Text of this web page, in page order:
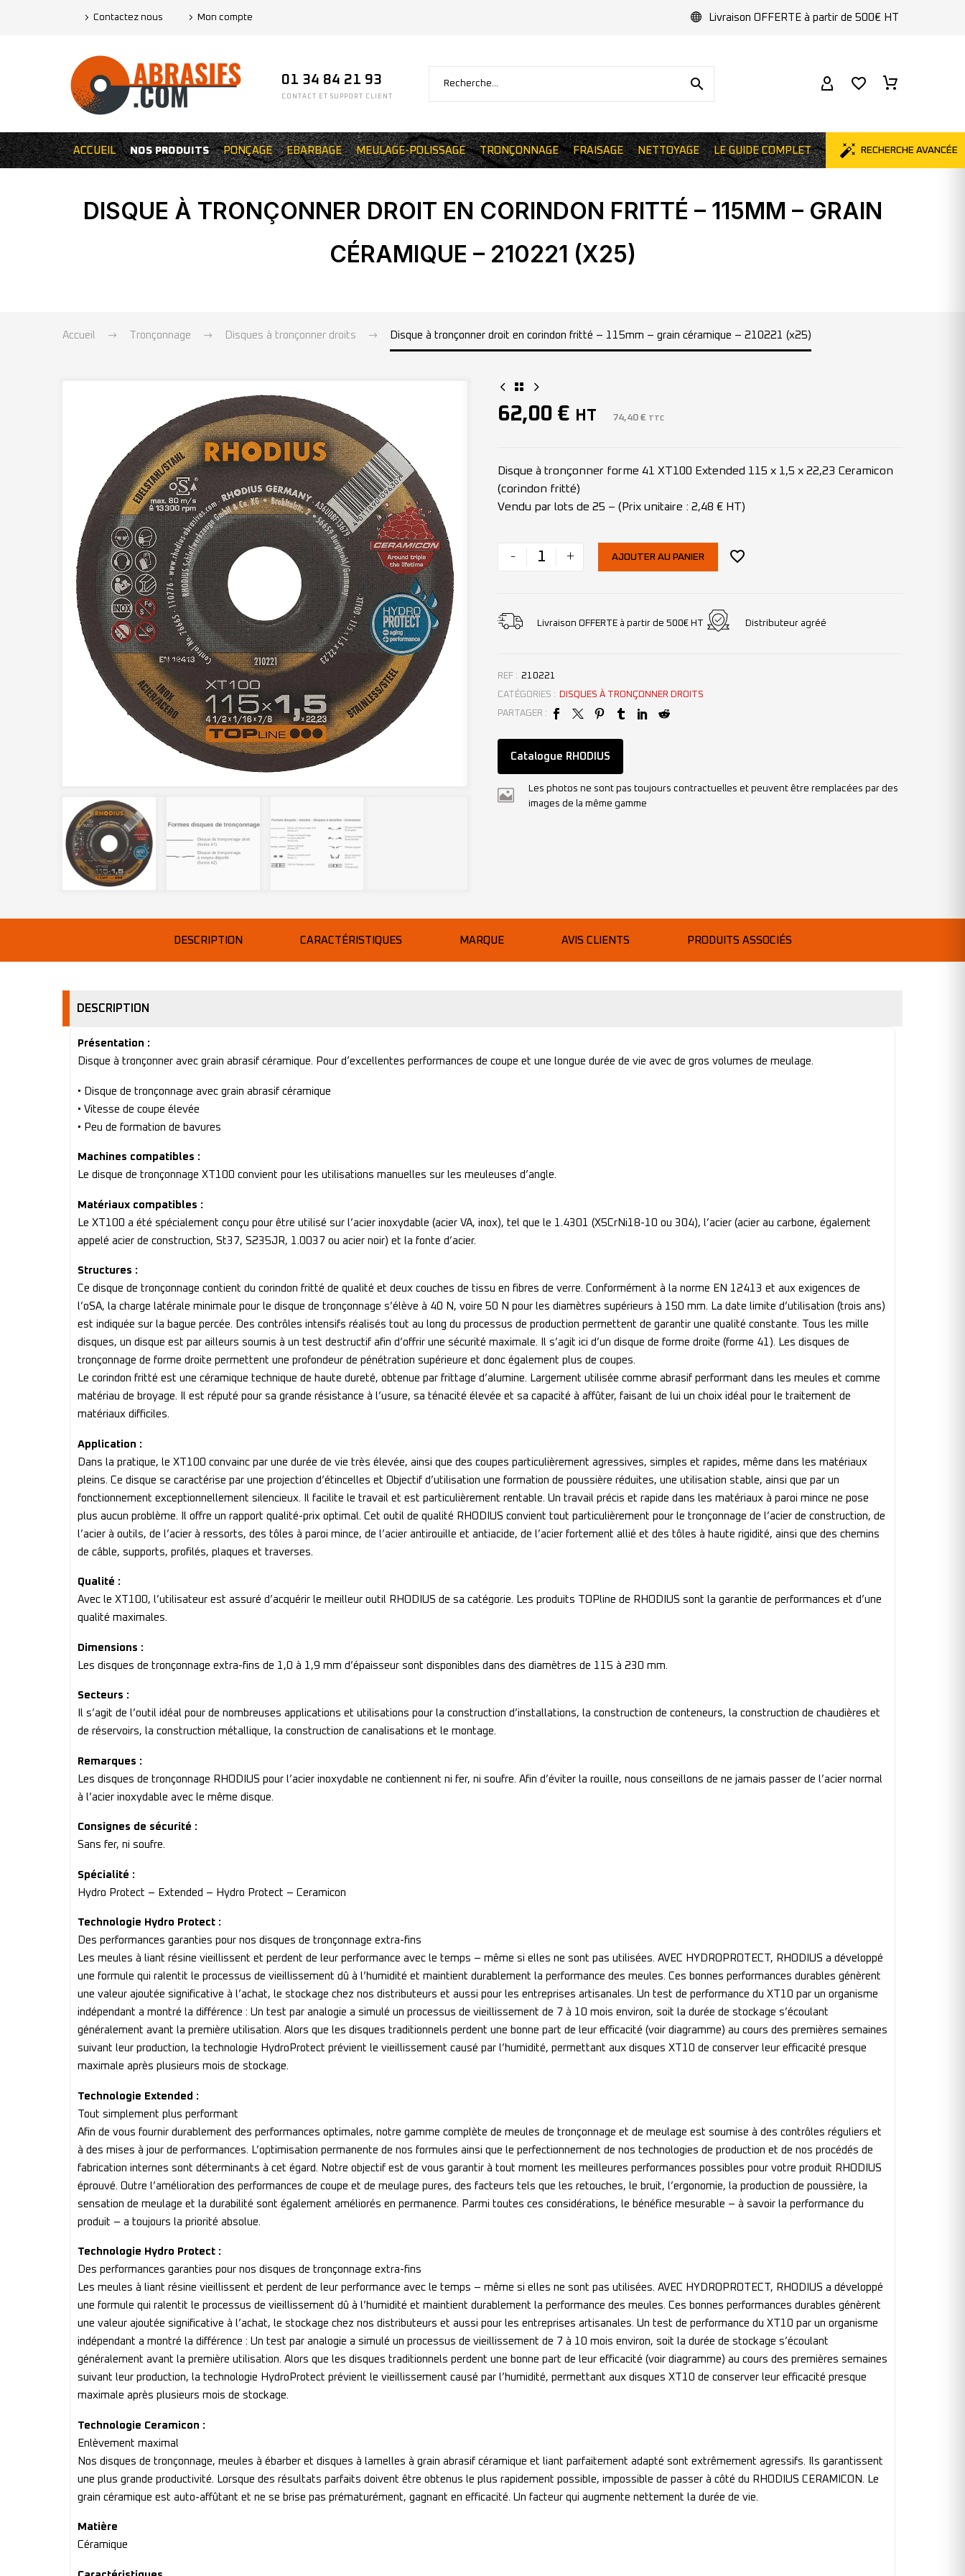
Contactez nous Mon compte Livraison OFFERTE à partir de 500€ HT
01 34 84 21 93
CONTACT ET SUPPORT CLIENT
ACCUEIL NOS PRODUITS PONÇAGE EBARBAGE MEULAGE-POLISSAGE TRONÇONNAGE FRAISAGE NETTOYAGE LE GUIDE COMPLET RECHERCHE AVANCÉE
DISQUE À TRONÇONNER DROIT EN CORINDON FRITTÉ – 115MM – GRAIN
CÉRAMIQUE – 210221 (X25)
Accueil Tronçonnage Disques à tronçonner droits Disque à tronçonner droit en corindon fritté – 115mm – grain céramique – 210221 (x25)
62,00 € HT 74,40 € TTC
Disque à tronçonner forme 41 XT100 Extended 115 x 1,5 x 22,23 Ceramicon
(corindon fritté)
Vendu par lots de 25 – (Prix unitaire : 2,48 € HT)
- + AJOUTER AU PANIER
Livraison OFFERTE à partir de 500€ HT Distributeur agréé
REF : 210221
CATÉGORIES :
DISQUES À TRONÇONNER DROITS
PARTAGER :
Catalogue RHODIUS
Les photos ne sont pas toujours contractuelles et peuvent être remplacées par des
images de la même gamme
DESCRIPTION CARACTÉRISTIQUES MARQUE AVIS CLIENTS PRODUITS ASSOCIÉS
DESCRIPTION
Présentation :
Disque à tronçonner avec grain abrasif céramique. Pour d‘excellentes performances de coupe et une longue durée de vie avec de gros volumes de meulage.
• Disque de tronçonnage avec grain abrasif céramique
• Vitesse de coupe élevée
• Peu de formation de bavures
Machines compatibles :
Le disque de tronçonnage XT100 convient pour les utilisations manuelles sur les meuleuses d’angle.
Matériaux compatibles :
Le XT100 a été spécialement conçu pour être utilisé sur l’acier inoxydable (acier VA, inox), tel que le 1.4301 (X5CrNi18-10 ou 304), l’acier (acier au carbone, également
appelé acier de construction, St37, S235JR, 1.0037 ou acier noir) et la fonte d’acier.
Structures :
Ce disque de tronçonnage contient du corindon fritté de qualité et deux couches de tissu en fibres de verre. Conformément à la norme EN 12413 et aux exigences de
l’oSA, la charge latérale minimale pour le disque de tronçonnage s’élève à 40 N, voire 50 N pour les diamètres supérieurs à 150 mm. La date limite d’utilisation (trois ans)
est indiquée sur la bague percée. Des contrôles intensifs réalisés tout au long du processus de production permettent de garantir une qualité constante. Tous les mille
disques, un disque est par ailleurs soumis à un test destructif afin d’offrir une sécurité maximale. Il s’agit ici d’un disque de forme droite (forme 41). Les disques de
tronçonnage de forme droite permettent une profondeur de pénétration supérieure et donc également plus de coupes.
Le corindon fritté est une céramique technique de haute dureté, obtenue par frittage d’alumine. Largement utilisée comme abrasif performant dans les meules et comme
matériau de broyage. Il est réputé pour sa grande résistance à l’usure, sa ténacité élevée et sa capacité à affûter, faisant de lui un choix idéal pour le traitement de
matériaux difficiles.
Application :
Dans la pratique, le XT100 convainc par une durée de vie très élevée, ainsi que des coupes particulièrement agressives, simples et rapides, même dans les matériaux
pleins. Ce disque se caractérise par une projection d’étincelles et Objectif d’utilisation une formation de poussière réduites, une utilisation stable, ainsi que par un
fonctionnement exceptionnellement silencieux. Il facilite le travail et est particulièrement rentable. Un travail précis et rapide dans les matériaux à paroi mince ne pose
plus aucun problème. Il offre un rapport qualité-prix optimal. Cet outil de qualité RHODIUS convient tout particulièrement pour le tronçonnage de l’acier de construction, de
l’acier à outils, de l’acier à ressorts, des tôles à paroi mince, de l’acier antirouille et antiacide, de l’acier fortement allié et des tôles à haute rigidité, ainsi que des chemins
de câble, supports, profilés, plaques et traverses.
Qualité :
Avec le XT100, l’utilisateur est assuré d’acquérir le meilleur outil RHODIUS de sa catégorie. Les produits TOPline de RHODIUS sont la garantie de performances et d’une
qualité maximales.
Dimensions :
Les disques de tronçonnage extra-fins de 1,0 à 1,9 mm d’épaisseur sont disponibles dans des diamètres de 115 à 230 mm.
Secteurs :
Il s’agit de l’outil idéal pour de nombreuses applications et utilisations pour la construction d’installations, la construction de conteneurs, la construction de chaudières et
de réservoirs, la construction métallique, la construction de canalisations et le montage.
Remarques :
Les disques de tronçonnage RHODIUS pour l’acier inoxydable ne contiennent ni fer, ni soufre. Afin d’éviter la rouille, nous conseillons de ne jamais passer de l’acier normal
à l’acier inoxydable avec le même disque.
Consignes de sécurité :
Sans fer, ni soufre.
Spécialité :
Hydro Protect – Extended – Hydro Protect – Ceramicon
Technologie Hydro Protect :
Des performances garanties pour nos disques de tronçonnage extra-fins
Les meules à liant résine vieillissent et perdent de leur performance avec le temps – même si elles ne sont pas utilisées. AVEC HYDROPROTECT, RHODIUS a développé
une formule qui ralentit le processus de vieillissement dû à l’humidité et maintient durablement la performance des meules. Ces bonnes performances durables génèrent
une valeur ajoutée significative à l’achat, le stockage chez nos distributeurs et aussi pour les entreprises artisanales. Un test de performance du XT10 par un organisme
indépendant a montré la différence : Un test par analogie a simulé un processus de vieillissement de 7 à 10 mois environ, soit la durée de stockage s’écoulant
généralement avant la première utilisation. Alors que les disques traditionnels perdent une bonne part de leur efficacité (voir diagramme) au cours des premières semaines
suivant leur production, la technologie HydroProtect prévient le vieillissement causé par l’humidité, permettant aux disques XT10 de conserver leur efficacité presque
maximale après plusieurs mois de stockage.
Technologie Extended :
Tout simplement plus performant
Afin de vous fournir durablement des performances optimales, notre gamme complète de meules de tronçonnage et de meulage est soumise à des contrôles réguliers et
à des mises à jour de performances. L’optimisation permanente de nos formules ainsi que le perfectionnement de nos technologies de production et de nos procédés de
fabrication internes sont déterminants à cet égard. Notre objectif est de vous garantir à tout moment les meilleures performances possibles pour votre produit RHODIUS
éprouvé. Outre l’amélioration des performances de coupe et de meulage pures, des facteurs tels que les retouches, le bruit, l’ergonomie, la production de poussière, la
sensation de meulage et la durabilité sont également améliorés en permanence. Parmi toutes ces considérations, le bénéfice mesurable – à savoir la performance du
produit – a toujours la priorité absolue.
Technologie Hydro Protect :
Des performances garanties pour nos disques de tronçonnage extra-fins
Les meules à liant résine vieillissent et perdent de leur performance avec le temps – même si elles ne sont pas utilisées. AVEC HYDROPROTECT, RHODIUS a développé
une formule qui ralentit le processus de vieillissement dû à l’humidité et maintient durablement la performance des meules. Ces bonnes performances durables génèrent
une valeur ajoutée significative à l’achat, le stockage chez nos distributeurs et aussi pour les entreprises artisanales. Un test de performance du XT10 par un organisme
indépendant a montré la différence : Un test par analogie a simulé un processus de vieillissement de 7 à 10 mois environ, soit la durée de stockage s’écoulant
généralement avant la première utilisation. Alors que les disques traditionnels perdent une bonne part de leur efficacité (voir diagramme) au cours des premières semaines
suivant leur production, la technologie HydroProtect prévient le vieillissement causé par l’humidité, permettant aux disques XT10 de conserver leur efficacité presque
maximale après plusieurs mois de stockage.
Technologie Ceramicon :
Enlèvement maximal
Nos disques de tronçonnage, meules à ébarber et disques à lamelles à grain abrasif céramique et liant parfaitement adapté sont extrêmement agressifs. Ils garantissent
une plus grande productivité. Lorsque des résultats parfaits doivent être obtenus le plus rapidement possible, impossible de passer à côté du RHODIUS CERAMICON. Le
grain céramique est auto-affûtant et ne se brise pas prématurément, gagnant en efficacité. Un facteur qui augmente nettement la durée de vie.
Matière
Céramique